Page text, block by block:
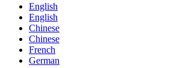
English
English
Chinese
Chinese
French
German